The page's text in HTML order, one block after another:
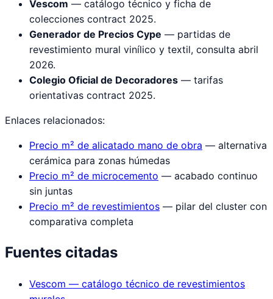
Vescom — catálogo técnico y ficha de
colecciones contract 2025.
Generador de Precios Cype — partidas de
revestimiento mural vinílico y textil, consulta abril
2026.
Colegio Oficial de Decoradores — tarifas
orientativas contract 2025.
Enlaces relacionados:
Precio m² de alicatado mano de obra — alternativa
cerámica para zonas húmedas
Precio m² de microcemento — acabado continuo
sin juntas
Precio m² de revestimientos — pilar del cluster con
comparativa completa
Fuentes citadas
Vescom — catálogo técnico de revestimientos